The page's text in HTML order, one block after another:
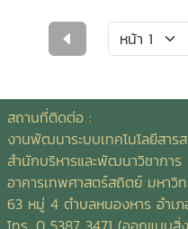
สถานที่ติดต่อ :
งานพัฒนาระบบเทคโนโลยีสา
สำนักบริหารและพัฒนาวิชาการ
อาคารเทพศาสตร์สถิตย์ มหาวิ
63 หมู่ 4 ตำบลหนองหาร อำเ